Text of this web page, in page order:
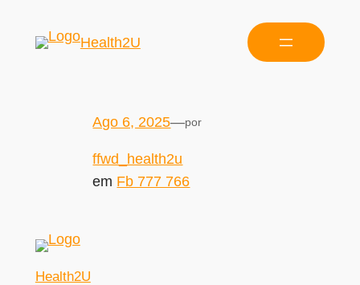
Health2U
Ago 6, 2025—por
ffwd_health2u
em Fb 777 766
Health2U